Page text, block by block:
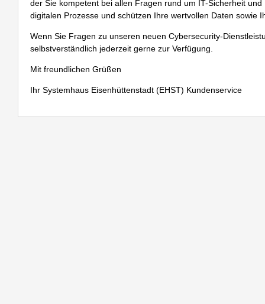
der Sie kompetent bei allen Fragen rund um IT-Sicherheit
digitalen Prozesse und schützen Ihre wertvollen Daten
Wenn Sie Fragen zu unseren neuen Cybersecurity-
selbstverständlich jederzeit gerne zur Verfügung.
Mit freundlichen Grüßen
Ihr Systemhaus Eisenhüttenstadt (EHST) Kundenservice